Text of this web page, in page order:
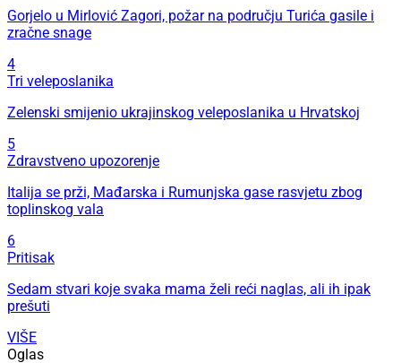
Gorjelo u Mirlović Zagori, požar na području Turića gasile i
zračne snage
4
Tri veleposlanika
Zelenski smijenio ukrajinskog veleposlanika u Hrvatskoj
5
Zdravstveno upozorenje
Italija se prži, Mađarska i Rumunjska gase rasvjetu zbog
toplinskog vala
6
Pritisak
Sedam stvari koje svaka mama želi reći naglas, ali ih ipak
prešuti
VIŠE
Oglas